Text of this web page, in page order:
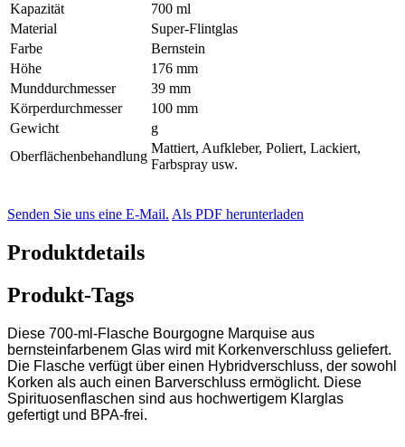
Kapazität
700 ml
Material
Super-Flintglas
Farbe
Bernstein
Höhe
176 mm
Munddurchmesser
39 mm
Körperdurchmesser
100 mm
Gewicht
g
Oberflächenbehandlung
Mattiert, Aufkleber, Poliert, Lackiert,
Farbspray usw.
Senden Sie uns eine E-Mail. Als PDF herunterladen
Produktdetails
Produkt-Tags
Diese 700-ml-Flasche Bourgogne Marquise aus
bernsteinfarbenem Glas wird mit Korkenverschluss geliefert.
Die Flasche verfügt über einen Hybridverschluss, der sowohl
Korken als auch einen Barverschluss ermöglicht. Diese
Spirituosenflaschen sind aus hochwertigem Klarglas
gefertigt und BPA-frei.